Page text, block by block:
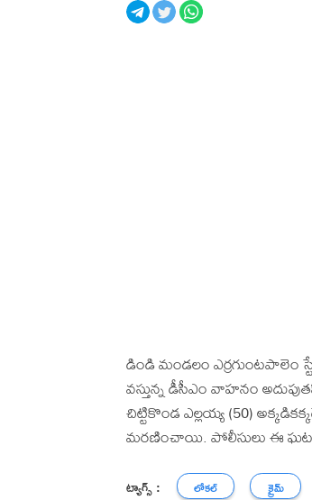
డిండి మండలం ఎర్రగుంటపాలెం
వస్తున్న డీసీఎం వాహనం
చిట్టికొండ ఎల్లయ్య (50)
మరణించాయి. పోలీసులు ఈ ఘటనపై
ట్యాగ్స్ : లోకల్ క్రైమ్